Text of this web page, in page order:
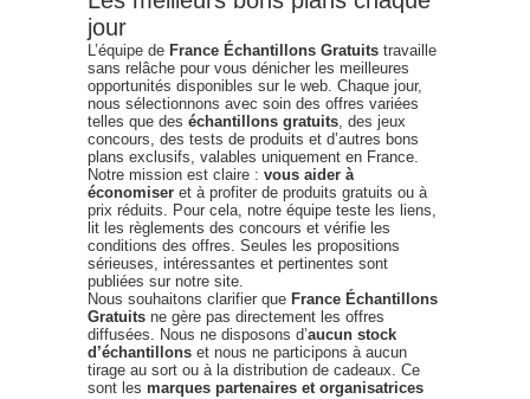
jour
L’équipe de France Échantillons Gratuits travaille
sans relâche pour vous dénicher les meilleures
opportunités disponibles sur le web. Chaque jour,
nous sélectionnons avec soin des offres variées
telles que des échantillons gratuits , des jeux
concours, des tests de produits et d’autres bons
plans exclusifs, valables uniquement en France.
Notre mission est claire : vous aider à
économiser et à profiter de produits gratuits ou à
prix réduits. Pour cela, notre équipe teste les liens,
lit les règlements des concours et vérifie les
conditions des offres. Seules les propositions
sérieuses, intéressantes et pertinentes sont
publiées sur notre site.
Nous souhaitons clarifier que France Échantillons
Gratuits ne gère pas directement les offres
diffusées. Nous ne disposons d’aucun stock
d’échantillons et nous ne participons à aucun
tirage au sort ou à la distribution de cadeaux. Ce
sont les marques partenaires et organisatrices